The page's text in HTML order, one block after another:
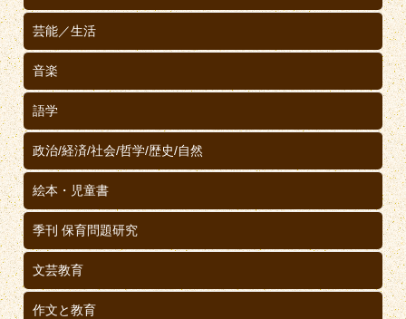
芸能／生活
音楽
語学
政治/経済/社会/哲学/歴史/自然
絵本・児童書
季刊 保育問題研究
文芸教育
作文と教育